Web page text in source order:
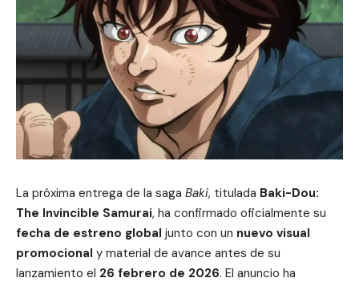
La próxima entrega de la saga Baki, titulada Baki-Dou:
The Invincible Samurai, ha confirmado oficialmente su
fecha de estreno global junto con un nuevo visual
promocional y material de avance antes de su
lanzamiento el 26 febrero de 2026. El anuncio ha